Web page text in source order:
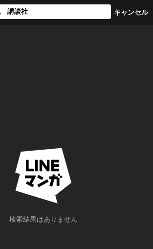
検索結果はありません